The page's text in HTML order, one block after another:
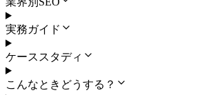
実務ガイド
ケーススタディ
こんなときどうする？